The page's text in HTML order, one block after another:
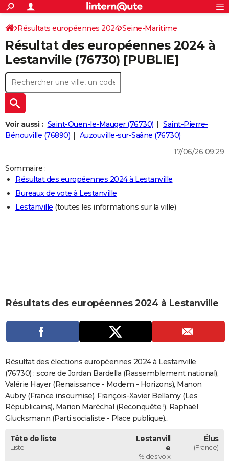
ACTUALITÉS
Politique
Société
Faits Divers
Education
Monde
Villes
+
SPORT
Coupe du monde 2026
Football
Tennis
Cyclisme
Rugby
Forum
Programme TV
TNT
Streaming
Cinéma
Sorties cinéma
Musique
+
FINANCE
Retraite
Impôts
Epargne
Immobilier
Risques naturels par ville
Banque
Assurance
Crédit
AUTO
Essais
Réserver un essai
Citadines
Berlines
SUV
Forum auto
+
HIGH-TECH
Mobiles
Meilleur smartphone
Internet
Ordinateurs
Jeux vidéo
Guide high-tech
+
BRICOLAGE
Guides de France
Escapades
Patrimoine
Expositions
Musées
Week-end nature
LIFESTYLE
Art de vivre
Bien-être
Loisirs
Mode
Modes de vie
CARTE DE VOEUX
Carte de Noël
Carte Bonne année
Carte Saint-Valentin
Carte Pâques
Carte d'anniversaire
DICTIONNAIRE
Dictionnaire
Biographies
Citations
Expressions
Proverbes
PROGRAMME TV
COPAINS D'AVANT
S'inscrire
Se connecter
Lycées
Collèges
Primaires
Universités
Entreprises
Service militaire
Avis de recherche
AVIS DE DÉCÈS
FORUM
Rechercher
S'inscrire
Connexion
Résultats européennes 2024 Seine-Maritime
Résultat des européennes 2024 à
Lestanville (76730) [PUBLIE]
Voir aussi : Saint-Ouen-le-Mauger (76730)
Saint-Pierre-
Bénouville (76890)
Auzouville-sur-Saâne (76730)
17/06/26 09:29
Sommaire :
Résultat des européennes 2024 à Lestanville
Bureaux de vote à Lestanville
Lestanville (toutes les informations sur la ville)
Résultats des européennes 2024 à Lestanville
Résultat des élections européennes 2024 à Lestanville
(76730) : score de Jordan Bardella (Rassemblement national),
Valérie Hayer (Renaissance - Modem - Horizons), Manon
Aubry (France insoumise), François-Xavier Bellamy (Les
Républicains), Marion Maréchal (Reconquête !), Raphaël
Glucksmann (Parti socialiste - Place publique)...
Tête de liste
Liste
Lestanvill
e
% des voix
Élus
(France)